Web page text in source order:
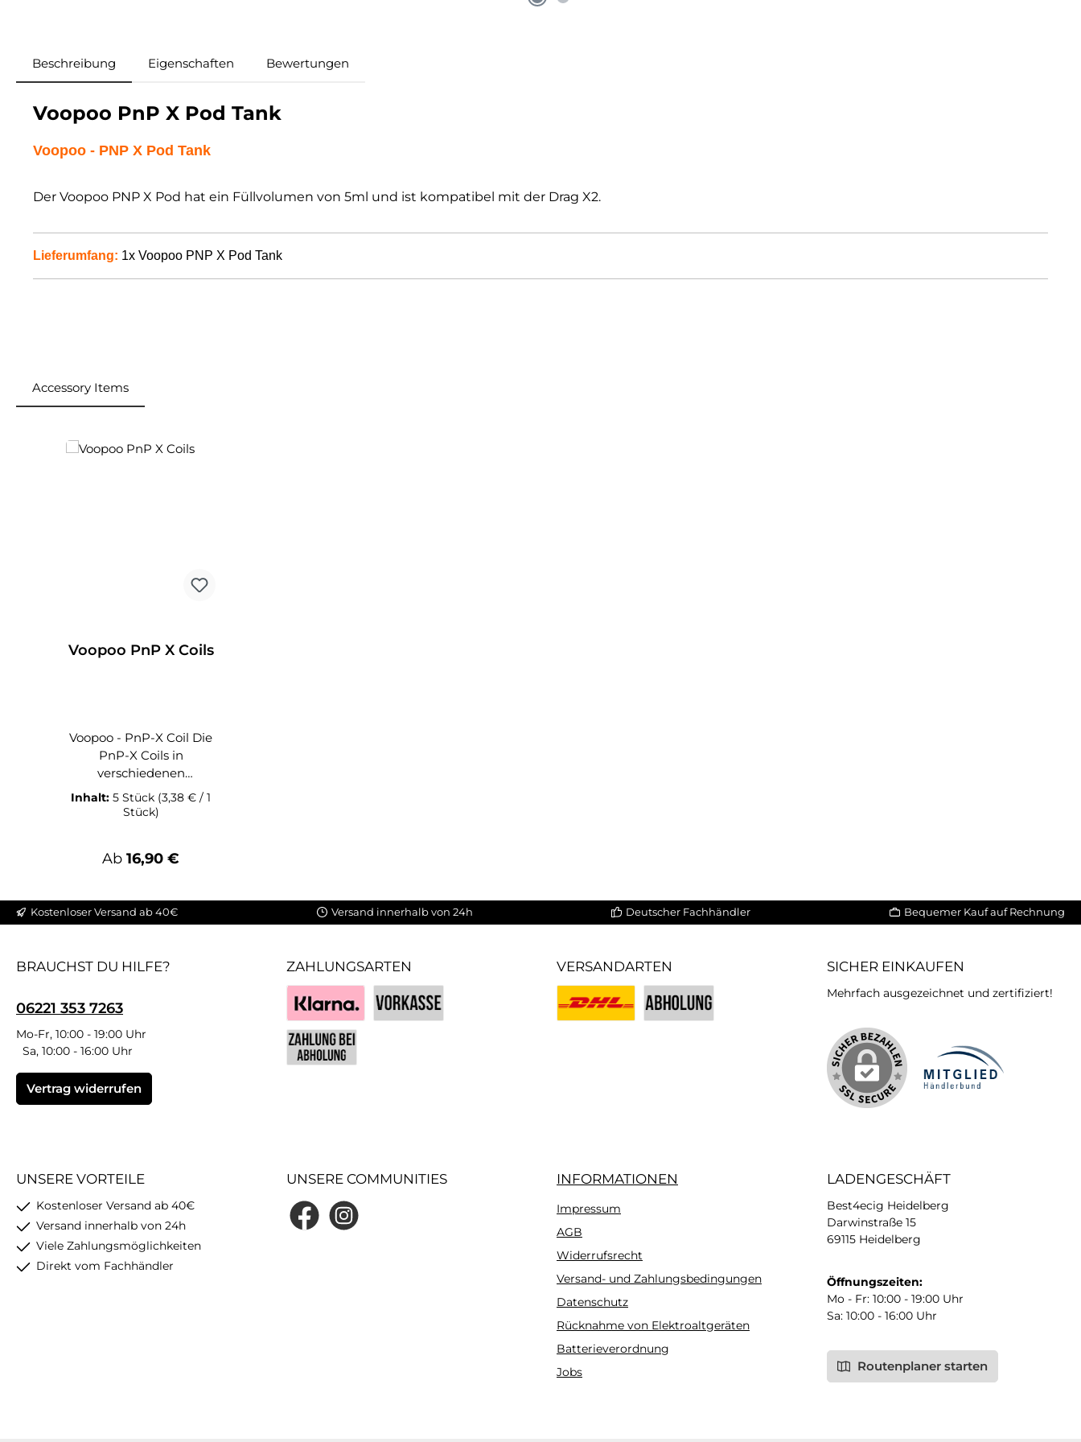
Beschreibung Eigenschaften Bewertungen
Voopoo PnP X Pod Tank
Voopoo - PNP X Pod Tank
Der Voopoo PNP X Pod hat ein Füllvolumen von 5ml und ist kompatibel mit der Drag X2.
Lieferumfang: 1x Voopoo PNP X Pod Tank
Accessory Items
Voopoo PnP X Coils
Voopoo - PnP-X Coil Die
PnP-X Coils in
verschiedenen
Widerständen werden
packweise geliefert.
Inhalt:5 Stück (3,38 € / 1
Stück)
Regulärer Preis:
Ab16,90 €
Kostenloser Versand ab 40€ Versand innerhalb von 24h Deutscher Fachhändler Bequemer Kauf auf Rechnung
BRAUCHST DU HILFE?
06221 353 7263
Mo-Fr, 10:00 - 19:00 Uhr
Sa, 10:00 - 16:00 Uhr
Vertrag widerrufen
ZAHLUNGSARTEN
Klarna
VERSANDARTEN SICHER EINKAUFEN
Mehrfach ausgezeichnet und zertifiziert!
UNSERE VORTEILE
Kostenloser Versand ab 40€
Versand innerhalb von 24h
Viele Zahlungsmöglichkeiten
Direkt vom Fachhändler
UNSERE COMMUNITIES
FacebookInstagram
INFORMATIONEN
Impressum
AGB
Widerrufsrecht
Versand- und Zahlungsbedingungen
Datenschutz
Rücknahme von Elektroaltgeräten
Batterieverordnung
Jobs
LADENGESCHÄFT
Best4ecig Heidelberg
Darwinstraße 15
69115 Heidelberg
Öffnungszeiten:
Mo - Fr: 10:00 - 19:00 Uhr
Sa: 10:00 - 16:00 Uhr
Routenplaner starten